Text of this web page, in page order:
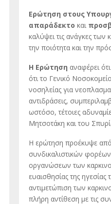
Ερώτηση στους
απαράδεκτο και
καλύψει τις ανάγκες των
την ποιότητα και την
Η Ερώτηση αναφέρει
ότι το Γενικό
νοσηλείας για
αντιδράσεις,
ωστόσο, τέτοιες
Μητσοτάκη και του
Η ερώτηση προέκυψε από
συνδικαλιστικών
οργανώσεων των
ευαισθησίας της
αντιμετώπιση των
πλήρη αντίθεση με τις